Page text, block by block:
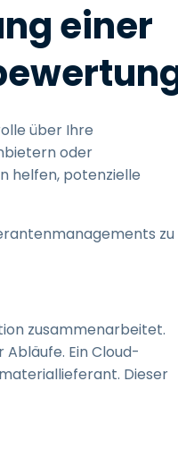
einer
über Ihre
oder
helfen, potenzielle
zu
zusammenarbeitet.
Ein Cloud-
Dieser